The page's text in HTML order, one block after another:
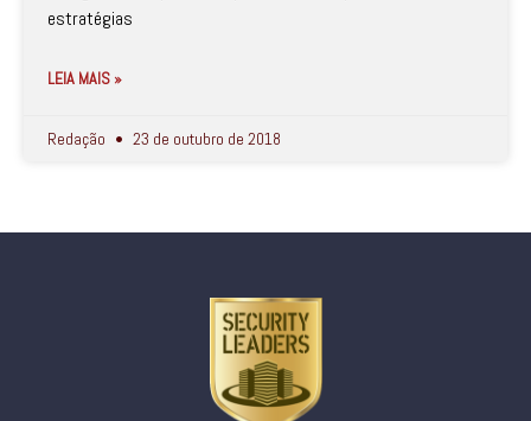
estratégias
LEIA MAIS »
Redação 23 de outubro de 2018